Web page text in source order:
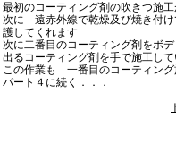
最初のコーティング剤の吹きつ施
次に 遠赤外線で乾燥及び焼き付
護してくれます
次に二番目のコーティング剤をボ
出るコーティング剤を手で施工し
この作業も 一番目のコーティン
パート４に続く．．．